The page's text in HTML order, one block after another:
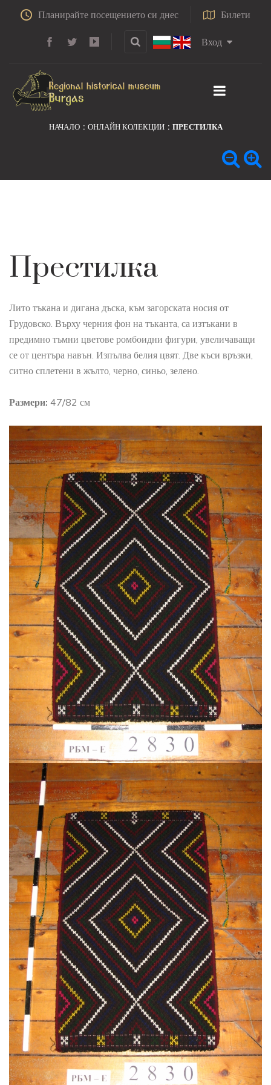
Планирайте посещението си днес Билети
Вход
НАЧАЛО ОНЛАЙН КОЛЕКЦИИ ПРЕСТИЛКА
Престилка
Лито тъкана и дигана дъска, към загорската носия от
Грудовско. Върху черния фон на тъканта, са изтъкани в
предимно тъмни цветове ромбоидни фигури, увеличаващи
се от центъра навън. Изпълва белия цвят. Две къси връзки,
ситно сплетени в жълто, черно, синьо, зелено.
Размери: 47/82 см